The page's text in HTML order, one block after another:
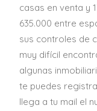
casas en venta y
635.000 entre
sus controles de
muy difícil
algunas
te puedes
llega a tu mail el